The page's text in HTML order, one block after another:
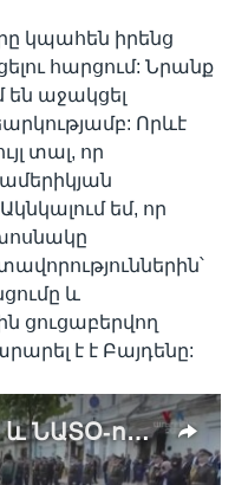
կպահեն իրենց
հարցում: Նրանք
աջակցել
Որևէ
տալ, որ
եմ, որ
և
ցուցաբերվող
է է Բայդենը:
Չնայած Կոնգրեսում և ՆԱՏՕ-ում առկա տարաձայնություններին, Սպիտակ տունը վճռական է Ուկրաինային ցուցաբերվող աջակցության հարցում